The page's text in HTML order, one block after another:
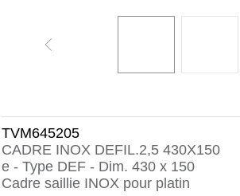
TVM645205
CADRE INOX DEFIL.2,5 430X150
e - Type DEF - Dim. 430 x 150
Cadre saillie INOX pour platin